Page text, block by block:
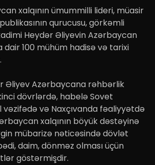
xalqının ümummilli lideri, müasir
qurucusu, görkəmli
Heydər Əliyevin Azərbaycan
dair 100 mühüm hadisə və tarixi
Əliyev Azərbaycana rəhbərlik
dövrlərdə, habelə Sovet
vəzifədə və Naxçıvanda fəaliyyətdə
xalqının böyük dəstəyinə
mübarizə nəticəsində dövlət
daim, dönməz olması üçün
göstərmişdir.